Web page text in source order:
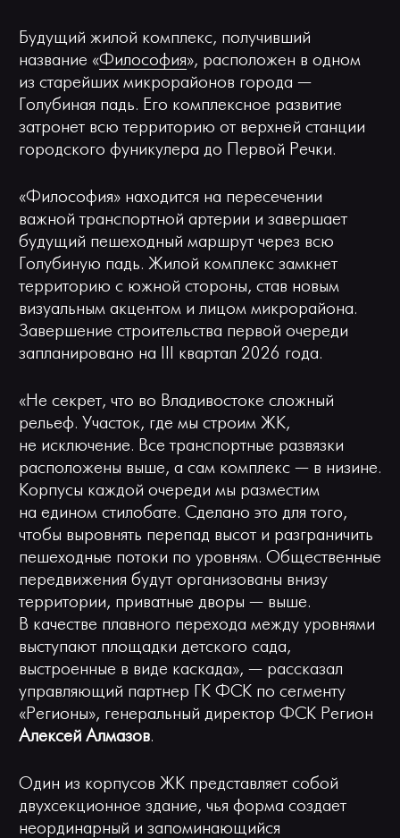
Будущий жилой комплекс, получивший
название «Философия», расположен в одном
из старейших микрорайонов города —
Голубиная падь. Его комплексное развитие
затронет всю территорию от верхней станции
городского фуникулера до Первой Речки.
«Философия» находится на пересечении
важной транспортной артерии и завершает
будущий пешеходный маршрут через всю
Голубиную падь. Жилой комплекс замкнет
территорию с южной стороны, став новым
визуальным акцентом и лицом микрорайона.
Завершение строительства первой очереди
запланировано на III квартал 2026 года.
«Не секрет, что во Владивостоке сложный
рельеф. Участок, где мы строим ЖК,
не исключение. Все транспортные развязки
расположены выше, а сам комплекс — в низине.
Корпусы каждой очереди мы разместим
на едином стилобате. Сделано это для того,
чтобы выровнять перепад высот и разграничить
пешеходные потоки по уровням. Общественные
передвижения будут организованы внизу
территории, приватные дворы — выше.
В качестве плавного перехода между уровнями
выступают площадки детского сада,
выстроенные в виде каскада», — рассказал
управляющий партнер ГК ФСК по сегменту
«Регионы», генеральный директор ФСК Регион
Алексей Алмазов.
Один из корпусов ЖК представляет собой
двухсекционное здание, чья форма создает
неординарный и запоминающийся